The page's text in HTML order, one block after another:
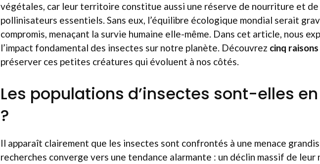
végétales, car leur territoire constitue aussi une réserve de nourriture et de
pollinisateurs essentiels. Sans eux, l’équilibre écologique mondial serait
compromis, menaçant la survie humaine elle-même. Dans cet article, nous
l’impact fondamental des insectes sur notre planète. Découvrez cinq
préserver ces petites créatures qui évoluent à nos côtés.
Les populations d’insectes sont-elles
?
Il apparaît clairement que les insectes sont confrontés à une menace
recherches converge vers une tendance alarmante : un déclin massif de leur